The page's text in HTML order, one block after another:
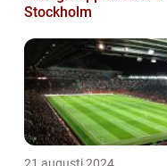
Stockholm
21 augusti 2024